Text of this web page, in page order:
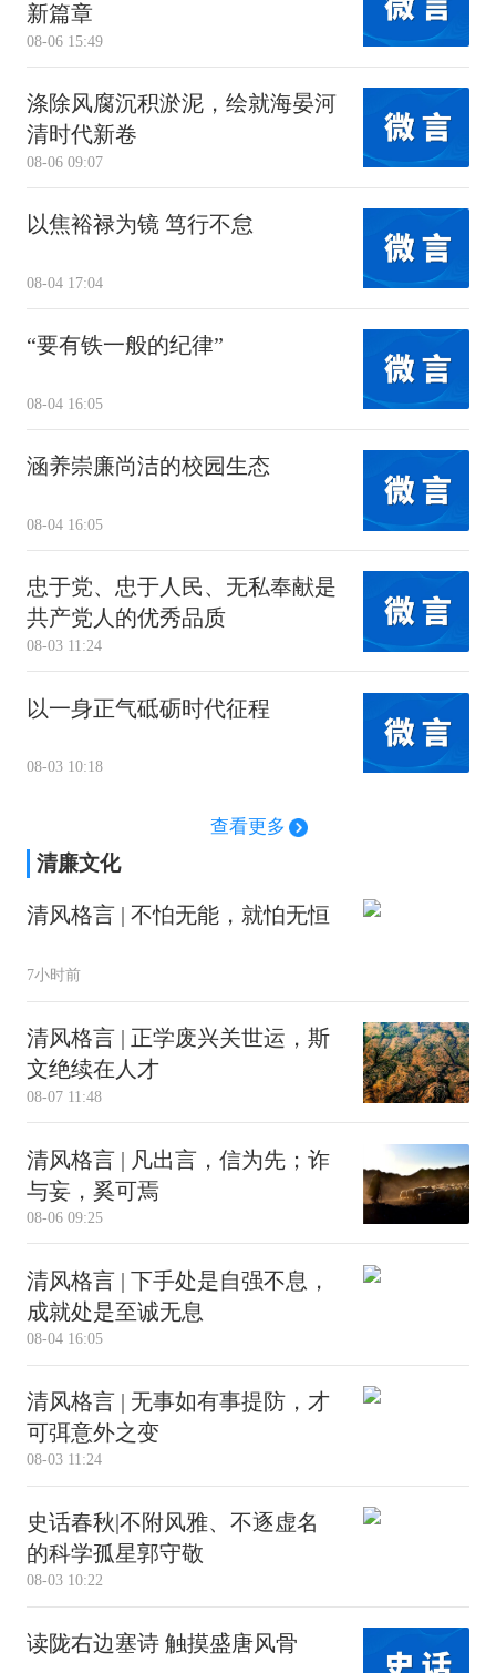
新篇章
08-06 15:49
涤除风腐沉积淤泥，绘就海晏河
清时代新卷
08-06 09:07
以焦裕禄为镜 笃行不怠
08-04 17:04
“要有铁一般的纪律”
08-04 16:05
涵养崇廉尚洁的校园生态
08-04 16:05
忠于党、忠于人民、无私奉献是
共产党人的优秀品质
08-03 11:24
以一身正气砥砺时代征程
08-03 10:18
查看更多
清廉文化
清风格言 | 不怕无能，就怕无恒
7小时前
清风格言 | 正学废兴关世运，斯
文绝续在人才
08-07 11:48
清风格言 | 凡出言，信为先；诈
与妄，奚可焉
08-06 09:25
清风格言 | 下手处是自强不息，
成就处是至诚无息
08-04 16:05
清风格言 | 无事如有事提防，才
可弭意外之变
08-03 11:24
史话春秋|不附风雅、不逐虚名
的科学孤星郭守敬
08-03 10:22
读陇右边塞诗 触摸盛唐风骨